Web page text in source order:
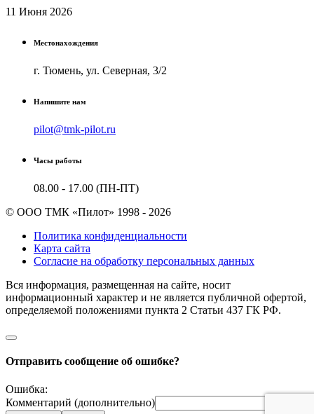
11 Июня 2026
Местонахождения
г. Тюмень, ул. Северная, 3/2
Напишите нам
pilot@tmk-pilot.ru
Часы работы
08.00 - 17.00 (ПН-ПТ)
© ООО ТМК «Пилот» 1998 - 2026
Политика конфиденциальности
Карта сайта
Согласие на обработку персональных данных
Вся информация, размещенная на сайте, носит
информационный характер и не является публичной офертой,
определяемой положениями пункта 2 Cтатьи 437 ГК РФ.
Отправить сообщение об ошибке?
Ошибка:
Комментарий (дополнительно)